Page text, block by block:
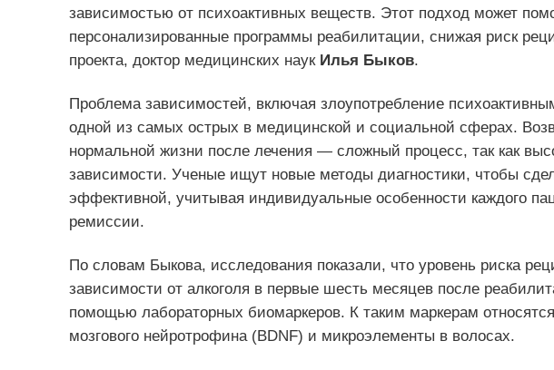
зависимостью от психоактивных веществ. Этот подход может
персонализированные программы реабилитации, снижая риск
проекта, доктор медицинских наук Илья Быков.
Проблема зависимостей, включая злоупотребление
одной из самых острых в медицинской и социальной сферах.
нормальной жизни после лечения — сложный процесс, так как
зависимости. Ученые ищут новые методы диагностики, чтобы
эффективной, учитывая индивидуальные особенности каждого
ремиссии.
По словам Быкова, исследования показали, что уровень риска
зависимости от алкоголя в первые шесть месяцев после
помощью лабораторных биомаркеров. К таким маркерам
мозгового нейротрофина (BDNF) и микроэлементы в волосах.